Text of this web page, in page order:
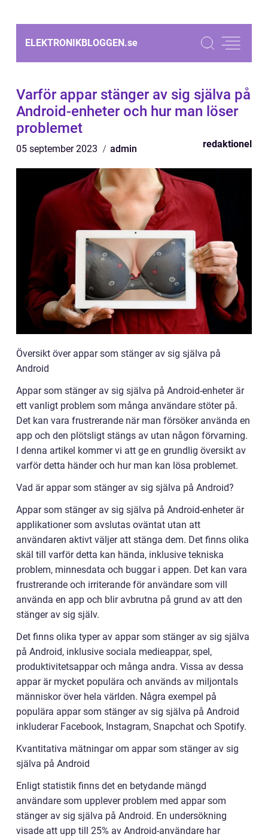
ELEKTRONIKBLOGGEN.se
Varför appar stänger av sig själva på
Android-enheter och hur man löser
problemet
05 september 2023 admin redaktionel
Översikt över appar som stänger av sig själva på
Android
Appar som stänger av sig själva på Android-enheter är
ett vanligt problem som många användare stöter på.
Det kan vara frustrerande när man försöker använda en
app och den plötsligt stängs av utan någon förvarning.
I denna artikel kommer vi att ge en grundlig översikt av
varför detta händer och hur man kan lösa problemet.
Vad är appar som stänger av sig själva på Android?
Appar som stänger av sig själva på Android-enheter är
applikationer som avslutas oväntat utan att
användaren aktivt väljer att stänga dem. Det finns olika
skäl till varför detta kan hända, inklusive tekniska
problem, minnesdata och buggar i appen. Det kan vara
frustrerande och irriterande för användare som vill
använda en app och blir avbrutna på grund av att den
stänger av sig själv.
Det finns olika typer av appar som stänger av sig själva
på Android, inklusive sociala medieappar, spel,
produktivitetsappar och många andra. Vissa av dessa
appar är mycket populära och används av miljontals
människor över hela världen. Några exempel på
populära appar som stänger av sig själva på Android
inkluderar Facebook, Instagram, Snapchat och Spotify.
Kvantitativa mätningar om appar som stänger av sig
själva på Android
Enligt statistik finns det en betydande mängd
användare som upplever problem med appar som
stänger av sig själva på Android. En undersökning
visade att upp till 25% av Android-användare har